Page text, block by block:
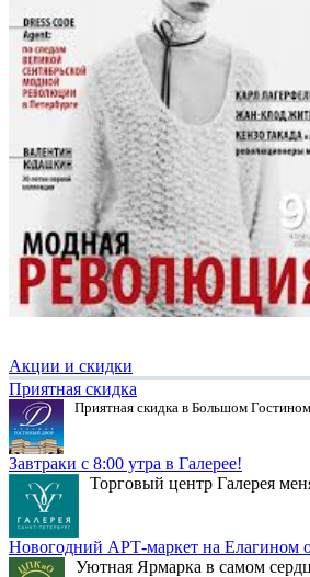
Акции и скидки
Приятная скидка
Приятная скидка в Большом
Завтраки с 8:00 утра в Галерее!
Торговый центр Галерея
Новогодний АРТ-маркет на Елагином
Уютная Ярмарка в самом